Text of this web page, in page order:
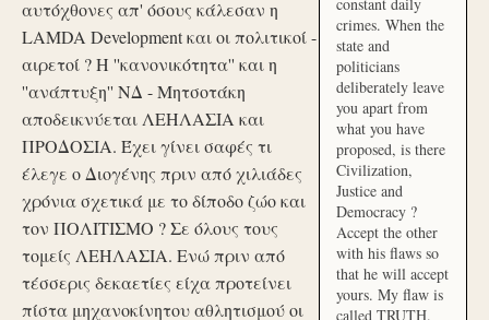
αυτόχθονες απ' όσους κάλεσαν η
LAMDA Development και οι πολιτικοί -
αιρετοί ? Η ''κανονικότητα'' και η
''ανάπτυξη'' ΝΔ - Μητσοτάκη
αποδεικνύεται ΛΕΗΛΑΣΙΑ και
ΠΡΟΔΟΣΙΑ. Έχει γίνει σαφές τι
έλεγε ο Διογένης πριν από χιλιάδες
χρόνια σχετικά με το δίποδο ζώο και
τον ΠΟΛΙΤΙΣΜΟ ? Σε όλους τους
τομείς ΛΕΗΛΑΣΙΑ. Ενώ πριν από
τέσσερις δεκαετίες είχα προτείνει
πίστα μηχανοκίνητου αθλητισμού οι
crimes. When the
state and
politicians
deliberately leave
you apart from
what you have
proposed, is there
Civilization,
Justice and
Democracy ?
Accept the other
with his flaws so
that he will accept
yours. My flaw is
called TRUTH.